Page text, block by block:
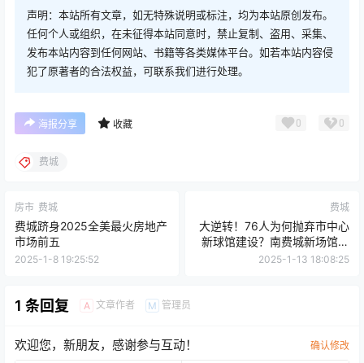
声明：本站所有文章，如无特殊说明或标注，均为本站原创发布。
任何个人或组织，在未征得本站同意时，禁止复制、盗用、采集、
发布本站内容到任何网站、书籍等各类媒体平台。如若本站内容侵
犯了原著者的合法权益，可联系我们进行处理。
海报分享 收藏 0 0
费城
房市 费城
费城跻身2025全美最火房地产
市场前五
2025-1-8 19:25:52
费城
大逆转！76人为何抛弃市中心
新球馆建设？南费城新场馆有
望助力费城引进WNBA球队！
2025-1-13 18:08:25
1 条回复 A 文章作者 M 管理员
欢迎您，新朋友，感谢参与互动！ 确认修改